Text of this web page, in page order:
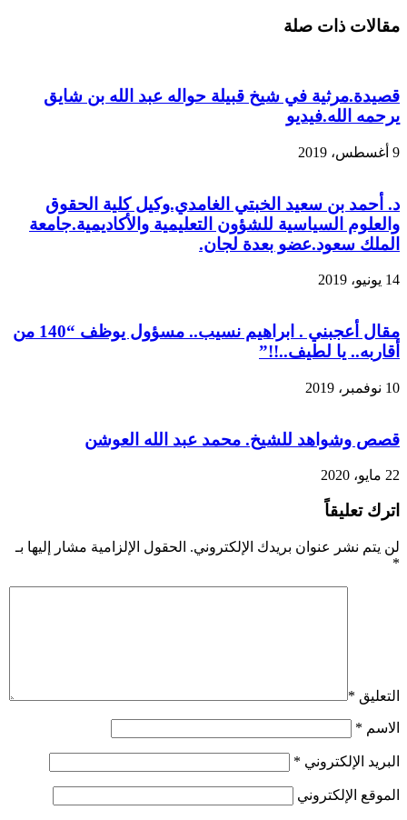
مقالات ذات صلة
قصيدة.مرثية في شيخ قبيلة حواله عبد الله بن شايق
يرحمه الله.فيديو
9 أغسطس، 2019
د. أحمد بن سعيد الخبتي الغامدي.وكيل كلية الحقوق
والعلوم السياسية للشؤون التعليمية والأكاديمية.جامعة
الملك سعود.عضو بعدة لجان.
14 يونيو، 2019
مقال أعجبني . ابراهيم نسيب.. مسؤول يوظف “140 من
أقاربه.. يا لطيف..!!”
10 نوفمبر، 2019
قصص وشواهد للشيخ. محمد عبد الله العوشن
22 مايو، 2020
اترك تعليقاً
لن يتم نشر عنوان بريدك الإلكتروني. الحقول الإلزامية مشار إليها بـ
*
التعليق *
الاسم *
البريد الإلكتروني *
الموقع الإلكتروني